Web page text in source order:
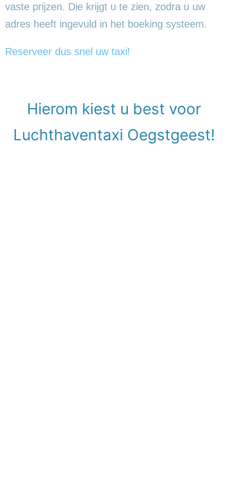
vaste prijzen. Die krijgt u te zien, zodra u uw
adres heeft ingevuld in het boeking systeem.
Reserveer dus snel uw taxi!
Hierom kiest u best voor
Luchthaventaxi Oegstgeest!